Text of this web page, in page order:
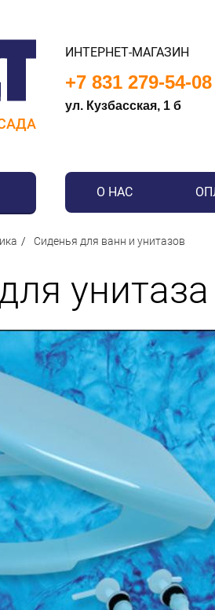
ИНТЕРНЕТ-МАГАЗИН
+7 831 279-54-08
ул. Кузбасская, 1 б
О НАС
Сиденья для ванн и унитазов